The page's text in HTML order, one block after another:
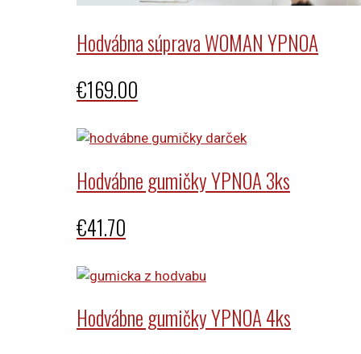
Hodvábna súprava WOMAN YPNOA
€169.00
Hodvábne gumičky YPNOA 3ks
€41.70
Hodvábne gumičky YPNOA 4ks